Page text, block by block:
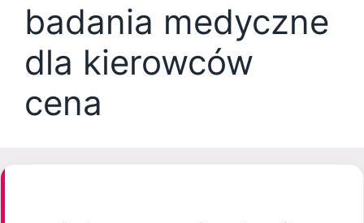
badania medyczne
dla kierowców
cena